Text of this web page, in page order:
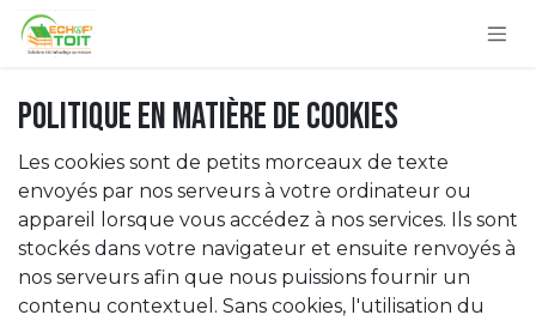
Se rendre au contenu
Politique en matière de cookies
Les cookies sont de petits morceaux de texte
envoyés par nos serveurs à votre ordinateur ou
appareil lorsque vous accédez à nos services. Ils sont
stockés dans votre navigateur et ensuite renvoyés à
nos serveurs afin que nous puissions fournir un
contenu contextuel. Sans cookies, l'utilisation du